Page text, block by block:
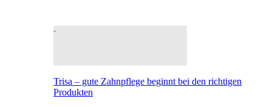
Trisa – gute Zahnpflege beginnt bei den richtigen
Produkten